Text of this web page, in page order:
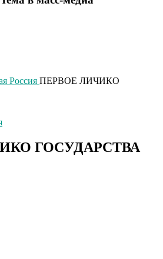
Россия ПЕРВОЕ ЛИЧИКО
ГОСУДАРСТВА